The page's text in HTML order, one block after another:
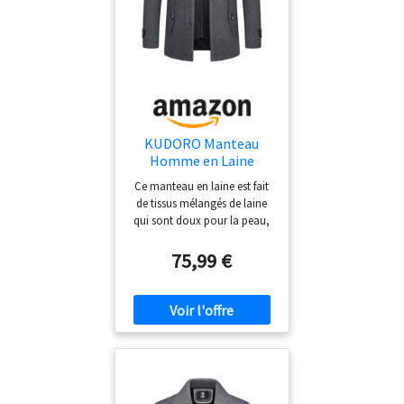
KUDORO Manteau
Homme en Laine
Chaud Hiver Trench
Coat Mi-Long
Classique
Ce manteau en laine est fait
de tissus mélangés de laine
qui sont doux pour la peau,
au froid et chauds Ce
manteau en laine chaude est
en coton pour verrouiller la
température dans toutes les
directions et bloquer l'air
coton classique a des poches
extérieures pour un
75,99 €